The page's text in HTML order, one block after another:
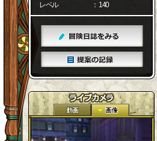
レベル
： 140